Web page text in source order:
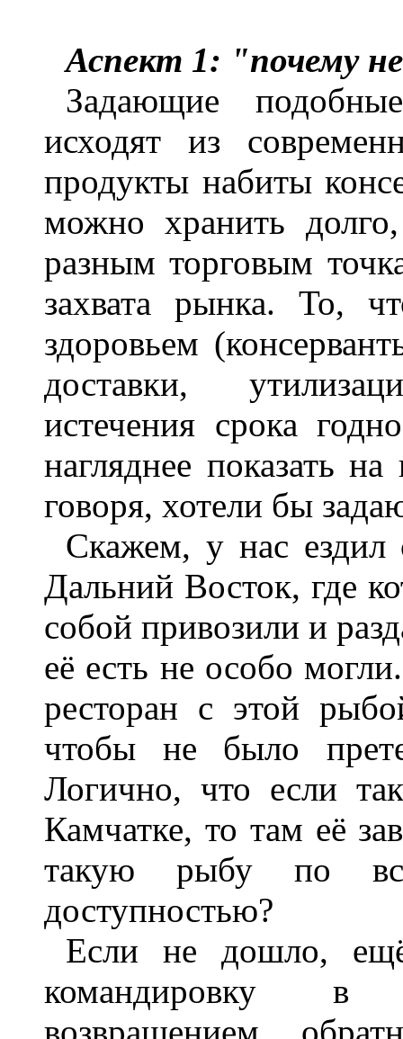
Аспект 1: "почему не
Задающие
исходят из
продукты набиты
можно хранить
разным торговым
захвата рынка. То,
здоровьем
доставки,
истечения срока
нагляднее показать
говоря, хотели бы
Скажем, у нас ездил
Дальний Восток, где
собой привозили и
её есть не особо
ресторан с этой
чтобы не было
Логично, что если
Камчатке, то там её
такую рыбу по
доступностью?
Если не дошло,
командировку в